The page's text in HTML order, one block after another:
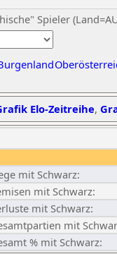
Spieler
Elo-Zeitreihe,
mit Schwarz:
mit Schwarz:
mit Schwarz:
mit
% mit Schwarz: